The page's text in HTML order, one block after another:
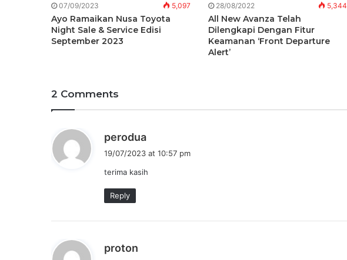
07/09/2023 5,097
Ayo Ramaikan Nusa Toyota
Night Sale & Service Edisi
September 2023
28/08/2022 5,344
All New Avanza Telah
Dilengkapi Dengan Fitur
Keamanan ‘Front Departure
Alert’
2 Comments
perodua
s
19/07/2023 at 10:57 pm
terima kasih
Reply
proton